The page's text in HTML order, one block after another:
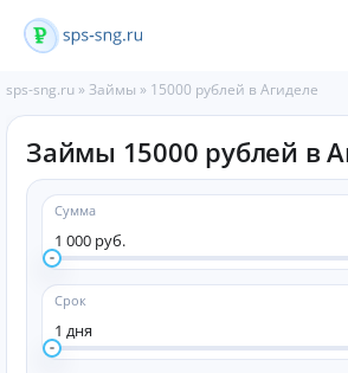
sps-sng.ru »Займы » 15000 рублей в Агиделе
Займы 15000 рублей в
Сумма
1 000 руб.
Срок
1 дня